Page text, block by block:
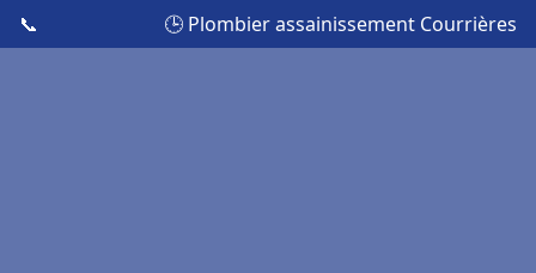
📞 🕒 Plombier assainissement Courrières